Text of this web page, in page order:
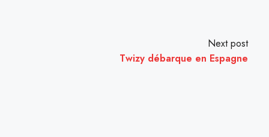
Next post
Twizy débarque en Espagne